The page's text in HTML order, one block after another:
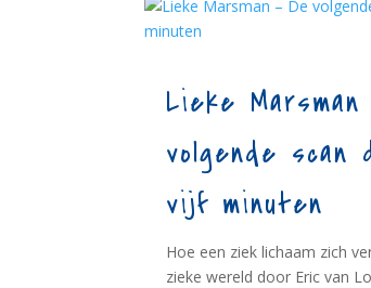
Lieke
volgende scan
vijf minuten
Hoe een ziek lichaam zich
zieke wereld door Eric van